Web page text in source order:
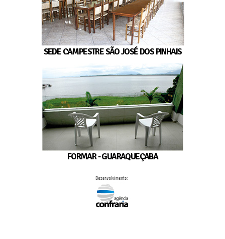
SEDE CAMPESTRE SÃO JOSÉ DOS PINHAIS
FORMAR - GUARAQUEÇABA